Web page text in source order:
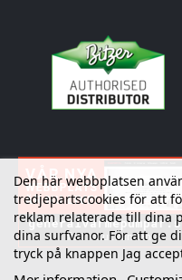
Den här webbplatsen
tredjepartscookies för att
reklam relaterade till dina
dina surfvanor. För att ge
tryck på knappen Jag